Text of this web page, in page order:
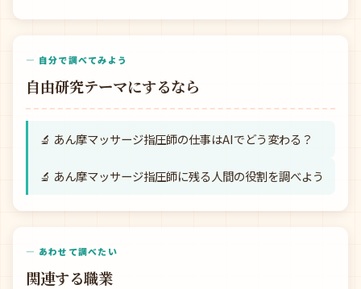
— 自分で調べてみよう
自由研究テーマにするなら
🔬 あん摩マッサージ指圧師の仕事はAIでどう変わる？
🔬 あん摩マッサージ指圧師に残る人間の役割を調べよう
— あわせて調べたい
関連する職業